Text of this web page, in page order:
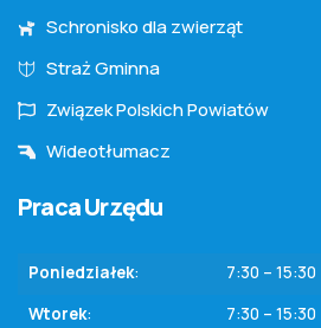
Praca Urzędu
Poniedziałek:
7:30 – 15:30
Wtorek:
7:30 – 15:30
Schronisko dla zwierząt
Straż Gminna
Związek Polskich Powiatów
Wideotłumacz